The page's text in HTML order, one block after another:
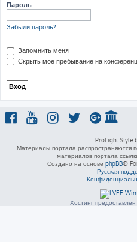
Пароль:
Забыли пароль?
Запомнить меня
Скрыть моё пребывание на
ProLight Style
Материалы портала распространяются
материалов портала
Создано на основе phpBB®
Русская
Хостинг